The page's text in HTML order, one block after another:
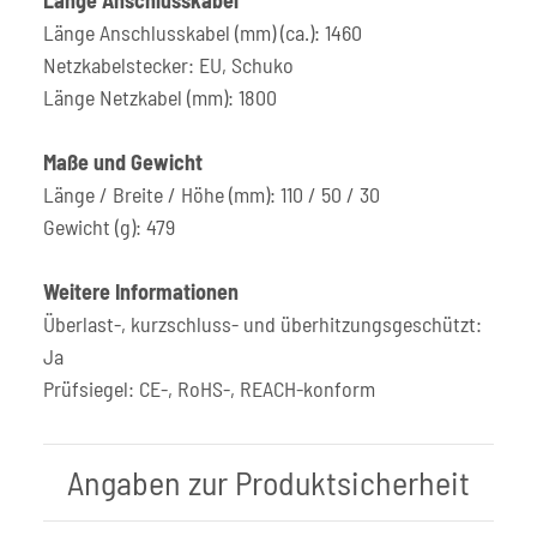
Länge Anschlusskabel (mm) (ca.): 1460
Netzkabelstecker: EU, Schuko
Länge Netzkabel (mm): 1800
Maße und Gewicht
Länge / Breite / Höhe (mm): 110 / 50 / 30
Gewicht (g): 479
Weitere Informationen
Überlast-, kurzschluss- und überhitzungsgeschützt:
Ja
Prüfsiegel: CE-, RoHS-, REACH-konform
Angaben zur Produktsicherheit